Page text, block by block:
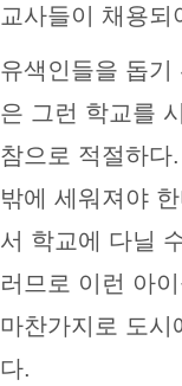
교사들이 채용되
유색인들을 돕
은 그런 학교를
참으로 적절하다
밖에 세워져야
서 학교에 다닐
러므로 이런 아
마찬가지로 도시
다.